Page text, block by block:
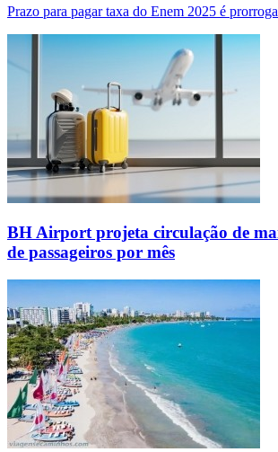
Prazo para pagar taxa do Enem 2025 é
BH Airport projeta circulação de
de passageiros por mês